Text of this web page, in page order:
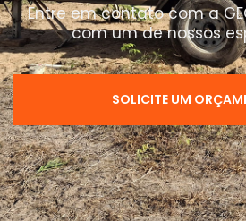
Entre em contato com a
com um de nossos
SOLICITE UM